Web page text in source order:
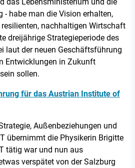
- habe man die Vision erhalten,
nachhaltigen Wirtschaft
dreijährige Strategieperiode des
laut der neuen Geschäftsführung
Entwicklungen in Zukunft
sollen.
für das Austrian Institute of
Außenbeziehungen und
übernimmt die Physikerin Brigitte
tätig war und nun aus
verspätet von der Salzburg